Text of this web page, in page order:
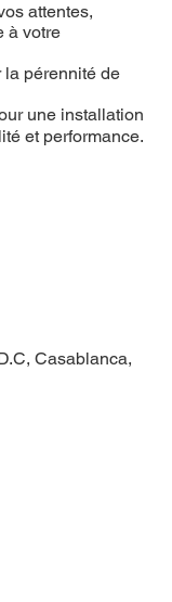
attentes,
à votre
la pérennité de
une installation
et performance.
Casablanca,